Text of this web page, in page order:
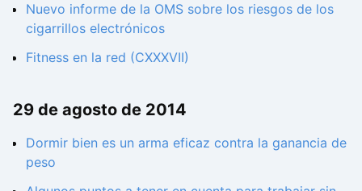
Nuevo informe de la OMS sobre los riesgos de los
cigarrillos electrónicos
Fitness en la red (CXXXVII)
29 de agosto de 2014
Dormir bien es un arma eficaz contra la ganancia de
peso